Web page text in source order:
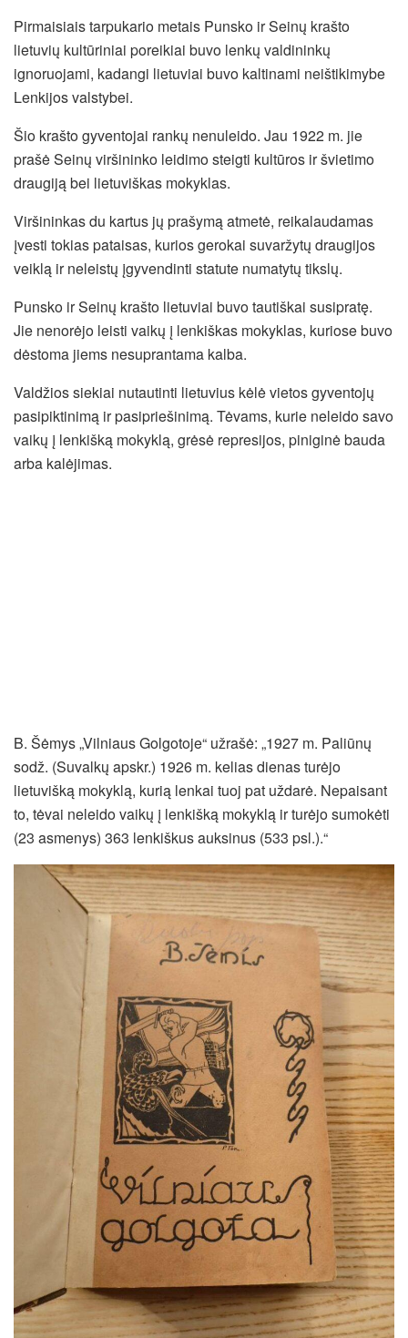
Pirmaisiais tarpukario metais Punsko ir Seinų krašto
lietuvių kultūriniai poreikiai buvo lenkų valdininkų
ignoruojami, kadangi lietuviai buvo kaltinami neištikimybe
Lenkijos valstybei.
Šio krašto gyventojai rankų nenuleido. Jau 1922 m. jie
prašė Seinų viršininko leidimo steigti kultūros ir švietimo
draugiją bei lietuviškas mokyklas.
Viršininkas du kartus jų prašymą atmetė, reikalaudamas
įvesti tokias pataisas, kurios gerokai suvaržytų draugijos
veiklą ir neleistų įgyvendinti statute numatytų tikslų.
Punsko ir Seinų krašto lietuviai buvo tautiškai susipratę.
Jie nenorėjo leisti vaikų į lenkiškas mokyklas, kuriose buvo
dėstoma jiems nesuprantama kalba.
Valdžios siekiai nutautinti lietuvius kėlė vietos gyventojų
pasipiktinimą ir pasipriešinimą. Tėvams, kurie neleido savo
vaikų į lenkišką mokyklą, grėsė represijos, piniginė bauda
arba kalėjimas.
B. Šėmys „Vilniaus Golgotoje“ užrašė: „1927 m. Paliūnų
sodž. (Suvalkų apskr.) 1926 m. kelias dienas turėjo
lietuvišką mokyklą, kurią lenkai tuoj pat uždarė. Nepaisant
to, tėvai neleido vaikų į lenkišką mokyklą ir turėjo sumokėti
(23 asmenys) 363 lenkiškus auksinus (533 psl.).“